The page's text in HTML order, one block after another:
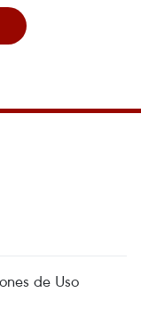
de Uso